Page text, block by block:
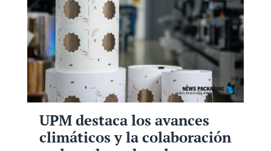
UPM destaca los avances
climáticos y la colaboración